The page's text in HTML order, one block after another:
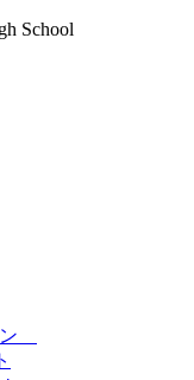
School
ン